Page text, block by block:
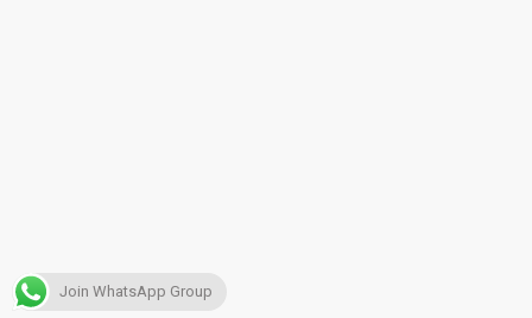
Join WhatsApp Group